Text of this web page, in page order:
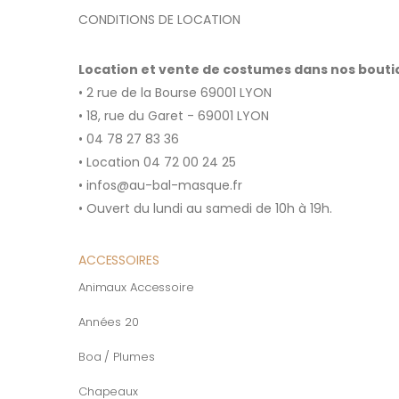
CONDITIONS DE LOCATION
Location et vente de costumes dans nos
• 2 rue de la Bourse 69001 LYON
• 18, rue du Garet - 69001 LYON
• 04 78 27 83 36
• Location 04 72 00 24 25
• infos@au-bal-masque.fr
• Ouvert du lundi au samedi de 10h à 19h.
ACCESSOIRES
Animaux Accessoire
Années 20
Boa / Plumes
Chapeaux